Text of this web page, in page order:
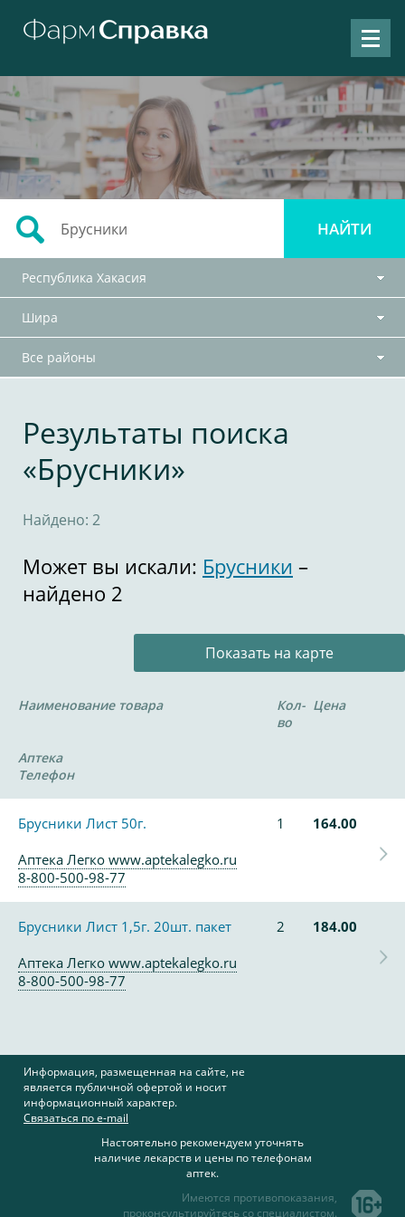
Республика Хакасия
Шира
Все районы
Результаты поиска
«Брусники»
Найдено: 2
Может вы искали: Брусники –
найдено 2
Показать на карте
Наименование товара
Кол-
во
Цена
Аптека
Телефон
Брусники Лист 50г. 1
164.00
Аптека Легко www.aptekalegko.ru
8-800-500-98-77
Брусники Лист 1,5г. 20шт. пакет 2
184.00
Аптека Легко www.aptekalegko.ru
8-800-500-98-77
Информация, размещенная на сайте, не
является публичной офертой и носит
информационный характер.
Связаться по e-mail
Настоятельно рекомендуем уточнять
наличие лекарств и цены по телефонам
аптек.
Имеются противопоказания,
проконсультируйтесь со специалистом.